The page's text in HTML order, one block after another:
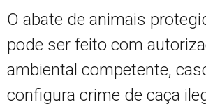
O abate de animais
pode ser feito com
ambiental competente,
configura crime de caça